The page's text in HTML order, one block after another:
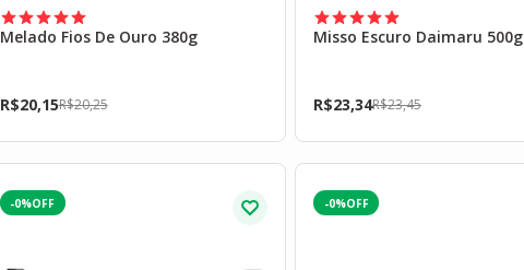
Melado Fios De Ouro 380g
R$20,25
R$20,15
Misso Escuro Daimaru 500g
R$23,45
R$23,34
-0% -0%